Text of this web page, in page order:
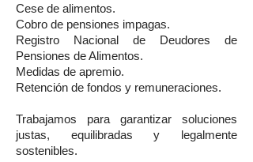
Cese de alimentos.
Cobro de pensiones impagas.
Registro Nacional de Deudores de
Pensiones de Alimentos.
Medidas de apremio.
Retención de fondos y remuneraciones.
Trabajamos para garantizar soluciones
justas, equilibradas y legalmente
sostenibles.